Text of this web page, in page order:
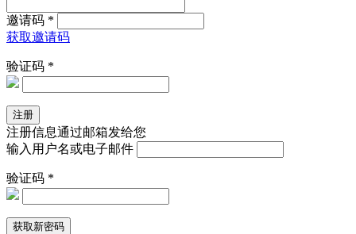
邀请码 *
获取邀请码
验证码 *
注册信息通过邮箱发给您
输入用户名或电子邮件
验证码 *